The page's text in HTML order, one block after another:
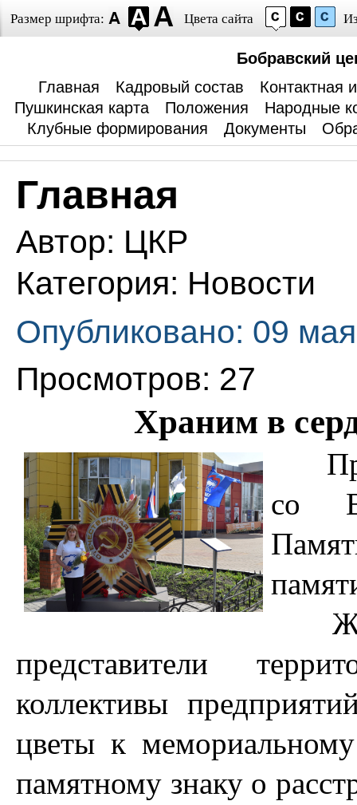
Размер шрифта: Цвета сайта
Бобравский
Главная
Кадровый состав
Контактная
Пушкинская карта
Положения
Народные
Клубные формирования
Документы
Главная
Автор: ЦКР
Категория: Новости
Опубликовано: 09
Просмотров: 27
Храним в
со
представители
коллективы
цветы к
памятному знаку о